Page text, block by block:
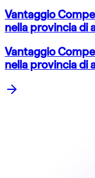
Vantaggio
nella provincia di
Vantaggio
nella provincia di